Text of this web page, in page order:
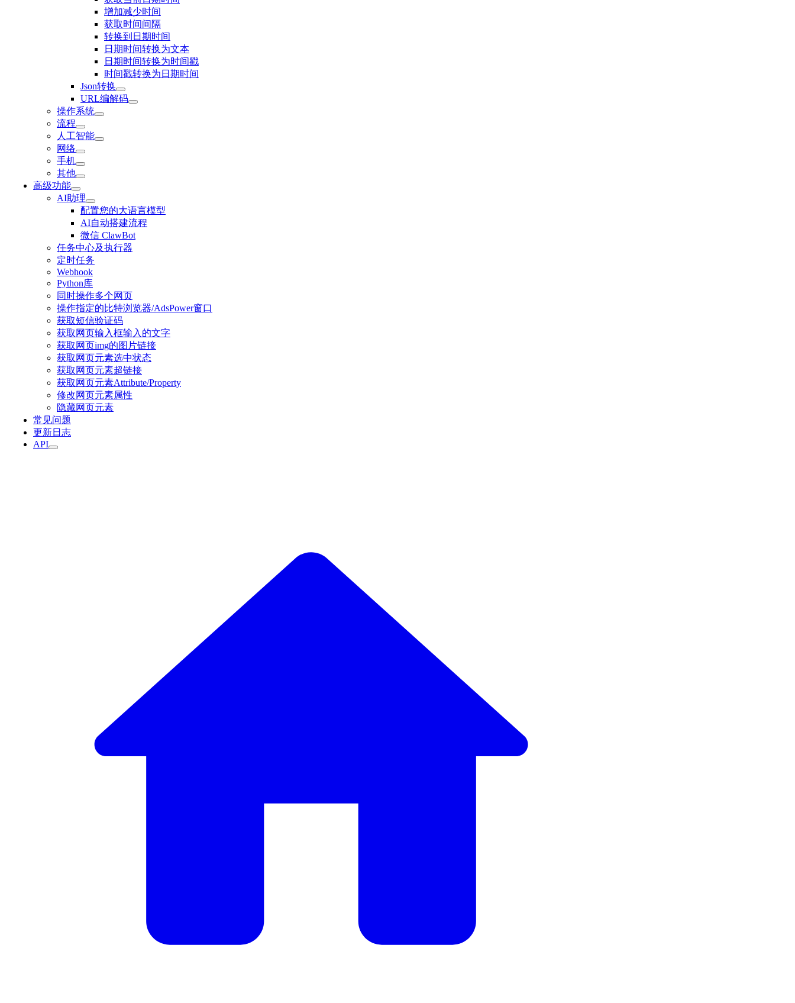
增加减少时间
获取时间间隔
转换到日期时间
日期时间转换为文本
日期时间转换为时间戳
时间戳转换为日期时间
Json转换
URL编解码
操作系统
流程
人工智能
网络
手机
其他
高级功能
AI助理
配置您的大语言模型
AI自动搭建流程
微信 ClawBot
任务中心及执行器
定时任务
Webhook
Python库
同时操作多个网页
操作指定的比特浏览器/AdsPower窗口
获取短信验证码
获取网页输入框输入的文字
获取网页img的图片链接
获取网页元素选中状态
获取网页元素超链接
获取网页元素Attribute/Property
修改网页元素属性
隐藏网页元素
常见问题
更新日志
API